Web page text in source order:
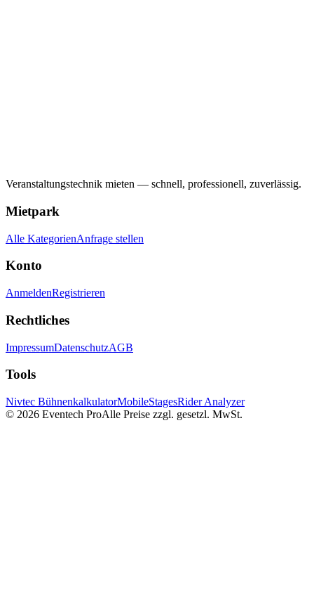
Veranstaltungstechnik mieten — schnell, professionell, zuverlässig.
Mietpark
Alle KategorienAnfrage stellen
Konto
AnmeldenRegistrieren
Rechtliches
ImpressumDatenschutzAGB
Tools
Nivtec BühnenkalkulatorMobileStagesRider Analyzer
© 2026 Eventech ProAlle Preise zzgl. gesetzl. MwSt.